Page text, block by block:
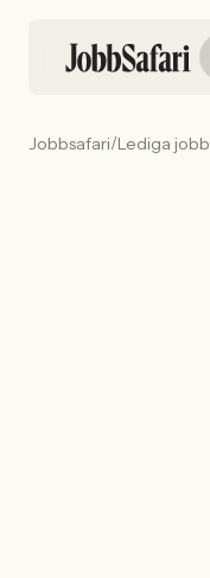
Jobbsafari/Lediga jobb